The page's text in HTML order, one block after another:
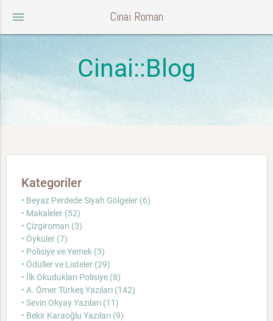
menu Cinai Roman
Cinai::Blog
Kategoriler
• Beyaz Perdede Siyah Gölgeler (6)
• Makaleler (52)
• Çizgiroman (3)
• Öyküler (7)
• Polisiye ve Yemek (3)
• Ödüller ve Listeler (29)
• İlk Okudukları Polisiye (8)
• A. Ömer Türkeş Yazıları (142)
• Sevin Okyay Yazıları (11)
• Bekir Karaoğlu Yazıları (9)